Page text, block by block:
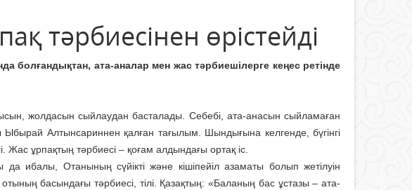
тәрбиесінен өрістейді
болғандықтан, ата-аналар мен жас тәрбиешілерге кеңес ретінде
жолдасын сыйлаудан басталады. Себебі, ата-анасын сыйламаған
Алтынсариннен қалған тағылым. Шындығына келгенде, бүгінгі
Жас ұрпақтың тәрбиесі – қоғам алдындағы ортақ іс.
ибалы, Отанының сүйікті және кішіпейіл азаматы болып жетілуін
басындағы тәрбиесі, тілі. Қазақтың: «Баланың бас ұстазы – ата-